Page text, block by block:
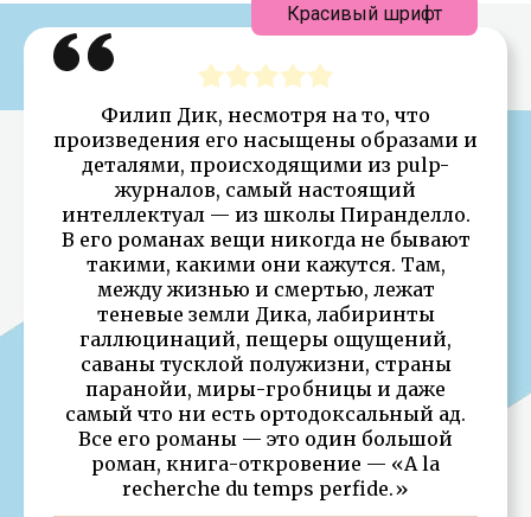
Филип Дик, несмотря на то, что
произведения его насыщены образами и
деталями, происходящими из pulp-
журналов, самый настоящий
интеллектуал — из школы Пиранделло.
В его романах вещи никогда не бывают
такими, какими они кажутся. Там,
между жизнью и смертью, лежат
теневые земли Дика, лабиринты
галлюцинаций, пещеры ощущений,
саваны тусклой полужизни, страны
паранойи, миры-гробницы и даже
самый что ни есть ортодоксальный ад.
Все его романы — это один большой
роман, книга-откровение — «А la
recherche du temps perfide.»
Красивый шрифт